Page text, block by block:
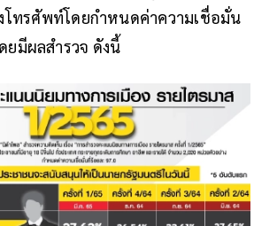
ทรศัพท์โดยกำหนดค่าความเชื่อมั่น
ยมีผลสำรวจ ดังนี้